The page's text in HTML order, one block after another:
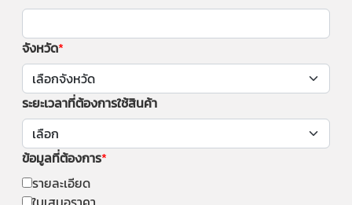
จังหวัด
ระยะเวลาที่ต้องการใช้สินค้า
ข้อมูลที่ต้องการ
รายละเอียด